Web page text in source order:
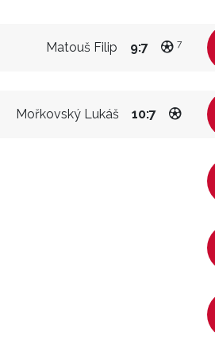
Matouš Filip 9:7 7
Mořkovský Lukáš 10:7